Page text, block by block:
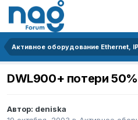
DWL900+ потери 50%
Автор: deniska